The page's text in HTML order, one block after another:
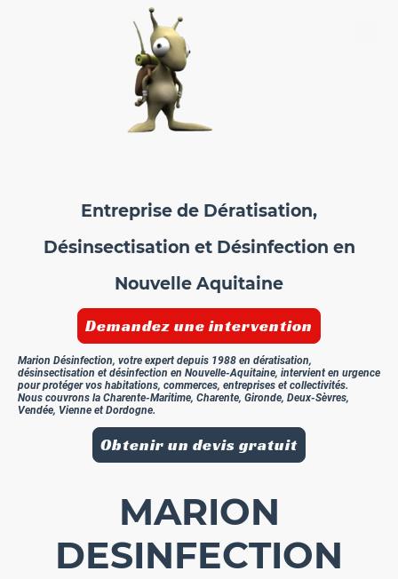
Entreprise de Dératisation,
Désinsectisation et Désinfection en
Nouvelle Aquitaine
Demandez une intervention
Marion Désinfection, votre expert depuis 1988 en dératisation,
désinsectisation et désinfection en Nouvelle-Aquitaine, intervient en urgence
pour protéger vos habitations, commerces, entreprises et collectivités.
Nous couvrons la Charente-Maritime, Charente, Gironde, Deux-Sèvres,
Vendée, Vienne et Dordogne.
Obtenir un devis gratuit
MARION
DESINFECTION